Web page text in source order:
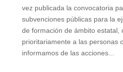
vez publicada la convocatoria
subvenciones públicas para la
de formación de ámbito estatal,
prioritariamente a las personas
informamos de las acciones...